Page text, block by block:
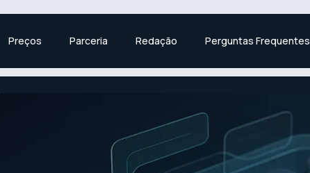
Preços Parceria Redação Perguntas Frequentes